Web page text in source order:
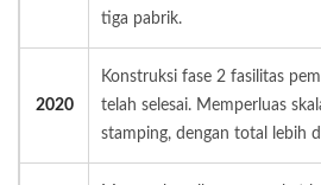
tiga pabrik.
2020
Konstruksi fase 2 fasilitas
telah selesai. Memperluas
stamping, dengan total lebih